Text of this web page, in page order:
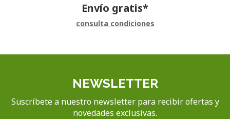
Envío gratis*
consulta condiciones
NEWSLETTER
Suscríbete a nuestro newsletter para recibir ofertas y
novedades exclusivas.